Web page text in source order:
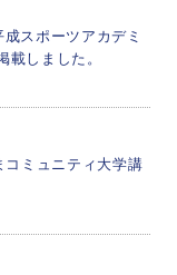
スポーツアカデミ
載しました。
コミュニティ大学講